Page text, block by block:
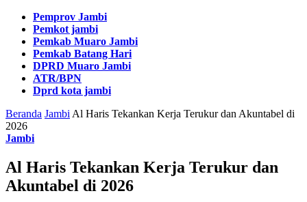
Pemprov Jambi
Pemkot jambi
Pemkab Muaro Jambi
Pemkab Batang Hari
DPRD Muaro Jambi
ATR/BPN
Dprd kota jambi
Beranda Jambi Al Haris Tekankan Kerja Terukur dan Akuntabel di
2026
Jambi
Al Haris Tekankan Kerja Terukur dan
Akuntabel di 2026